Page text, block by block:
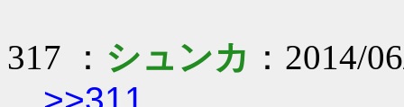
317 ： シュンカ ：2014/